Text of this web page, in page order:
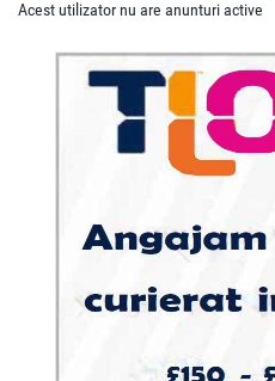
Acest utilizator nu are anunturi active